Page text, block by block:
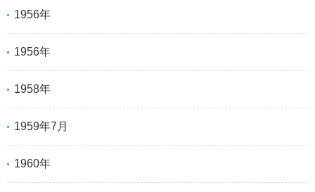
1956年
1956年
1958年
1959年7月
1960年